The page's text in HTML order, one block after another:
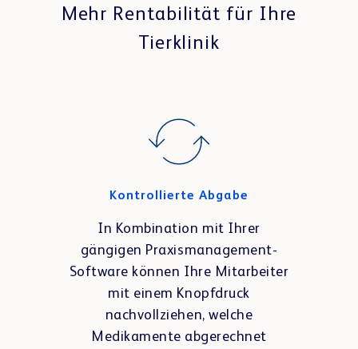
Mehr Rentabilität für Ihre
Tierklinik
Kontrollierte Abgabe
In Kombination mit Ihrer
gängigen Praxismanagement-
Software können Ihre Mitarbeiter
mit einem Knopfdruck
nachvollziehen, welche
Medikamente abgerechnet